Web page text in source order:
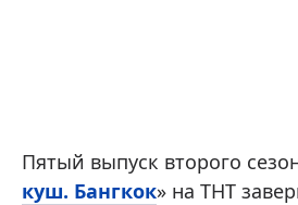
Пятый выпуск второго
куш. Бангкок» на ТНТ